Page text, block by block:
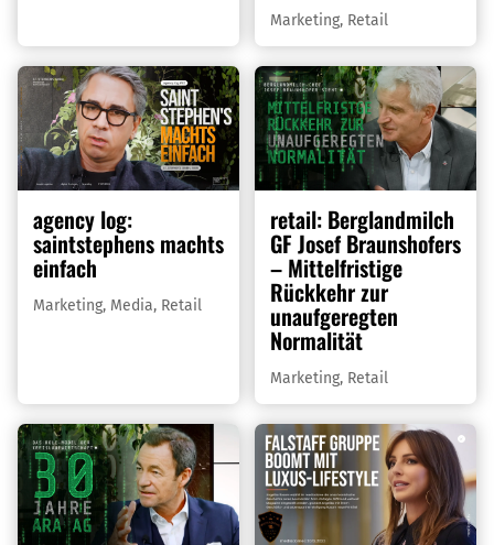
Marketing, Retail
agency log:
saintstephens machts
einfach
Marketing, Media, Retail
retail: Berglandmilch
GF Josef Braunshofers
– Mittelfristige
Rückkehr zur
unaufgeregten
Normalität
Marketing, Retail